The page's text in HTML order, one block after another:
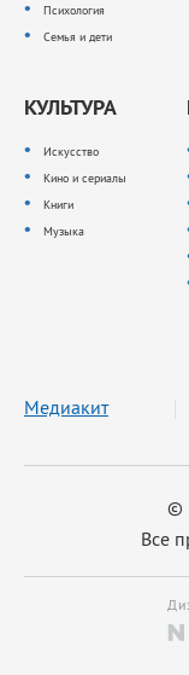
Психология
Семья и дети
КУЛЬТУРА
Искусство
Кино и сериалы
Книги
Музыка
©
Все
Медиакит